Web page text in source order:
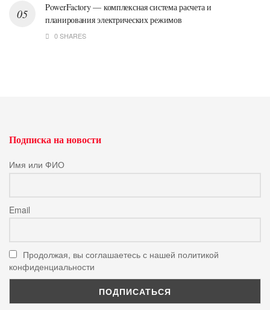
PowerFactory — комплексная система расчета и
планирования электрических режимов
0 SHARES
Подписка на новости
Имя или ФИО
Email
Продолжая, вы соглашаетесь с нашей политикой
конфиденциальности